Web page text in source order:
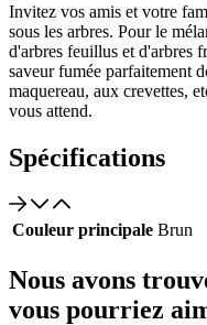
Invitez vos amis et votre
sous les arbres. Pour le
d'arbres feuillus et d'arbres
saveur fumée parfaitement
maquereau, aux crevettes,
vous attend.
Spécifications
Couleur principale Brun
Nous avons
vous pourriez